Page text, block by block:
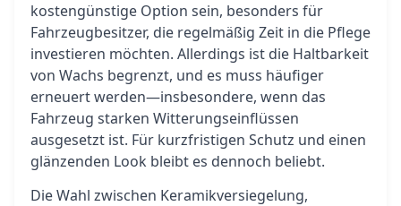
kostengünstige Option sein, besonders für
Fahrzeugbesitzer, die regelmäßig Zeit in die Pflege
investieren möchten. Allerdings ist die Haltbarkeit
von Wachs begrenzt, und es muss häufiger
erneuert werden—insbesondere, wenn das
Fahrzeug starken Witterungseinflüssen
ausgesetzt ist. Für kurzfristigen Schutz und einen
glänzenden Look bleibt es dennoch beliebt.
Die Wahl zwischen Keramikversiegelung,